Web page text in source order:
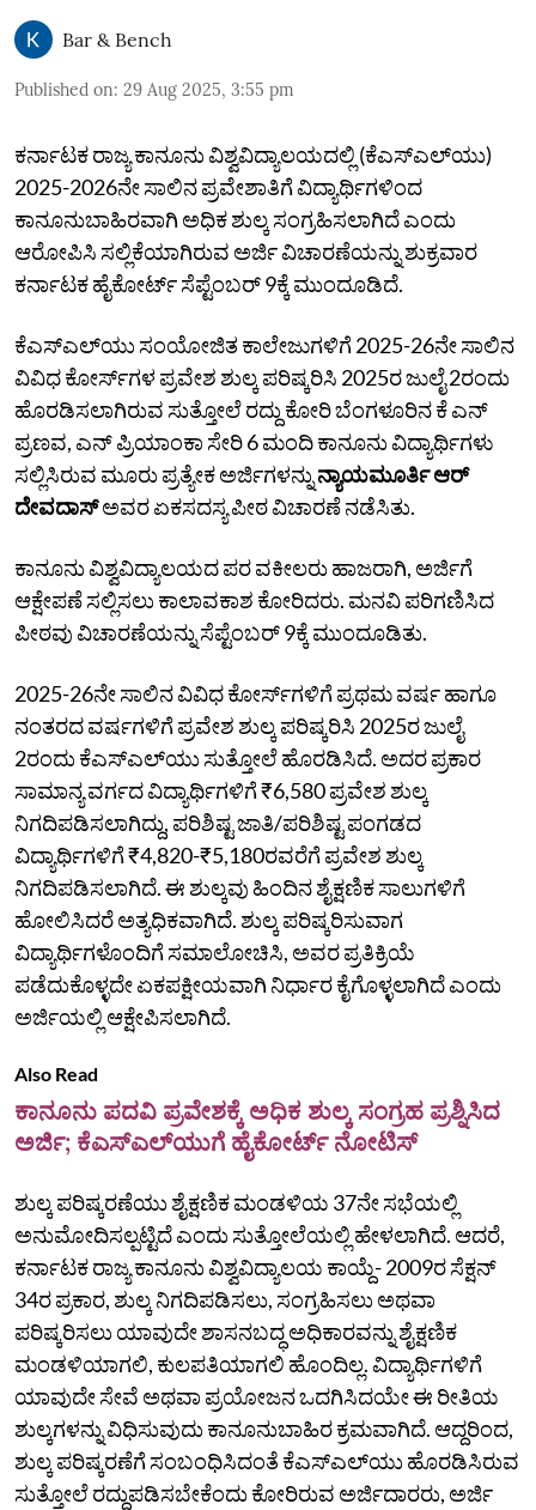
Bar & Bench
Published on: 29 Aug 2025, 3:55 pm
ಕರ್ನಾಟಕ ರಾಜ್ಯ ಕಾನೂನು ವಿಶ್ವವಿದ್ಯಾಲಯದಲ್ಲಿ (ಕೆ‌ಎಸ್‌ಎಲ್‌ಯು)
2025-2026ನೇ ಸಾಲಿನ ಪ್ರವೇಶಾತಿಗೆ ವಿದ್ಯಾರ್ಥಿಗಳಿಂದ
ಕಾನೂನುಬಾಹಿರವಾಗಿ ಅಧಿಕ ಶುಲ್ಕ ಸಂಗ್ರಹಿಸಲಾಗಿದೆ ಎಂದು
ಆರೋಪಿಸಿ ಸಲ್ಲಿಕೆಯಾಗಿರುವ ಅರ್ಜಿ ವಿಚಾರಣೆಯನ್ನು ಶುಕ್ರವಾರ
ಕರ್ನಾಟಕ ಹೈಕೋರ್ಟ್ ಸೆಪ್ಟೆಂಬರ್ 9ಕ್ಕೆ ಮುಂದೂಡಿದೆ.
ಕೆ‌ಎಸ್‌ಎಲ್‌ಯು ಸಂಯೋಜಿತ ಕಾಲೇಜುಗಳಿಗೆ 2025-26ನೇ ಸಾಲಿನ
ವಿವಿಧ ಕೋರ್ಸ್‌ಗಳ ಪ್ರವೇಶ ಶುಲ್ಕ ಪರಿಷ್ಕರಿಸಿ 2025ರ ಜುಲೈ 2ರಂದು
ಹೊರಡಿಸಲಾಗಿರುವ ಸುತ್ತೋಲೆ ರದ್ದು ಕೋರಿ ಬೆಂಗಳೂರಿನ ಕೆ ಎನ್
ಪ್ರಣವ, ಎನ್ ಪ್ರಿಯಾಂಕಾ ಸೇರಿ 6 ಮಂದಿ ಕಾನೂನು ವಿದ್ಯಾರ್ಥಿಗಳು
ಸಲ್ಲಿಸಿರುವ ಮೂರು ಪ್ರತ್ಯೇಕ ಅರ್ಜಿಗಳನ್ನುನ್ಯಾಯಮೂರ್ತಿ ಆರ್‌
ದೇವದಾಸ್ಅವರ ಏಕಸದಸ್ಯ ಪೀಠ ವಿಚಾರಣೆ ನಡೆಸಿತು.
ಕಾನೂನು ವಿಶ್ವವಿದ್ಯಾಲಯದ ಪರ ವಕೀಲರು ಹಾಜರಾಗಿ, ಅರ್ಜಿಗೆ
ಆಕ್ಷೇಪಣೆ ಸಲ್ಲಿಸಲು ಕಾಲಾವಕಾಶ ಕೋರಿದರು. ಮನವಿ ಪರಿಗಣಿಸಿದ
ಪೀಠವು ವಿಚಾರಣೆಯನ್ನು ಸೆಪ್ಟೆಂಬರ್ 9ಕ್ಕೆ ಮುಂದೂಡಿತು.
2025-26ನೇ ಸಾಲಿನ ವಿವಿಧ ಕೋರ್ಸ್‌ಗಳಿಗೆ ಪ್ರಥಮ ವರ್ಷ ಹಾಗೂ
ನಂತರದ ವರ್ಷಗಳಿಗೆ ಪ್ರವೇಶ ಶುಲ್ಕ ಪರಿಷ್ಕರಿಸಿ 2025ರ ಜುಲೈ
2ರಂದು ಕೆಎಸ್‌ಎಲ್‌ಯು ಸುತ್ತೋಲೆ ಹೊರಡಿಸಿದೆ. ಅದರ ಪ್ರಕಾರ
ಸಾಮಾನ್ಯ ವರ್ಗದ ವಿದ್ಯಾರ್ಥಿಗಳಿಗೆ ₹6,580 ಪ್ರವೇಶ ಶುಲ್ಕ
ನಿಗದಿಪಡಿಸಲಾಗಿದ್ದು, ಪರಿಶಿಷ್ಟ ಜಾತಿ/ಪರಿಶಿಷ್ಟ ಪಂಗಡದ
ವಿದ್ಯಾರ್ಥಿಗಳಿಗೆ ₹4,820-₹5,180ರವರೆಗೆ ಪ್ರವೇಶ ಶುಲ್ಕ
ನಿಗದಿಪಡಿಸಲಾಗಿದೆ. ಈ ಶುಲ್ಕವು ಹಿಂದಿನ ಶೈಕ್ಷಣಿಕ ಸಾಲುಗಳಿಗೆ
ಹೋಲಿಸಿದರೆ ಅತ್ಯಧಿಕವಾಗಿದೆ. ಶುಲ್ಕ ಪರಿಷ್ಕರಿಸುವಾಗ
ವಿದ್ಯಾರ್ಥಿಗಳೊಂದಿಗೆ ಸಮಾಲೋಚಿಸಿ, ಅವರ ಪ್ರತಿಕ್ರಿಯೆ
ಪಡೆದುಕೊಳ್ಳದೇ ಏಕಪಕ್ಷೀಯವಾಗಿ ನಿರ್ಧಾರ ಕೈಗೊಳ್ಳಲಾಗಿದೆ ಎಂದು
ಅರ್ಜಿಯಲ್ಲಿ ಆಕ್ಷೇಪಿಸಲಾಗಿದೆ.
Also Read
ಕಾನೂನು ಪದವಿ ಪ್ರವೇಶಕ್ಕೆ ಅಧಿಕ ಶುಲ್ಕ ಸಂಗ್ರಹ ಪ್ರಶ್ನಿಸಿದ
ಅರ್ಜಿ; ಕೆ‌ಎಸ್‌ಎಲ್‌ಯು‌ಗೆ ಹೈಕೋರ್ಟ್ ನೋಟಿಸ್
ಶುಲ್ಕ ಪರಿಷ್ಕರಣೆಯು ಶೈಕ್ಷಣಿಕ ಮಂಡಳಿಯ 37ನೇ ಸಭೆಯಲ್ಲಿ
ಅನುಮೋದಿಸಲ್ಪಟ್ಟಿದೆ ಎಂದು ಸುತ್ತೋಲೆಯಲ್ಲಿ ಹೇಳಲಾಗಿದೆ. ಆದರೆ,
ಕರ್ನಾಟಕ ರಾಜ್ಯ ಕಾನೂನು ವಿಶ್ವವಿದ್ಯಾಲಯ ಕಾಯ್ದೆ- 2009ರ ಸೆಕ್ಷನ್
34ರ ಪ್ರಕಾರ, ಶುಲ್ಕ ನಿಗದಿಪಡಿಸಲು, ಸಂಗ್ರಹಿಸಲು ಅಥವಾ
ಪರಿಷ್ಕರಿಸಲು ಯಾವುದೇ ಶಾಸನಬದ್ಧ ಅಧಿಕಾರವನ್ನು ಶೈಕ್ಷಣಿಕ
ಮಂಡಳಿಯಾಗಲಿ, ಕುಲಪತಿಯಾಗಲಿ ಹೊಂದಿಲ್ಲ. ವಿದ್ಯಾರ್ಥಿಗಳಿಗೆ
ಯಾವುದೇ ಸೇವೆ ಅಥವಾ ಪ್ರಯೋಜನ ಒದಗಿಸಿದಯೇ ಈ ರೀತಿಯ
ಶುಲ್ಕಗಳನ್ನು ವಿಧಿಸುವುದು ಕಾನೂನುಬಾಹಿರ ಕ್ರಮವಾಗಿದೆ. ಆದ್ದರಿಂದ,
ಶುಲ್ಕ ಪರಿಷ್ಕರಣೆಗೆ ಸಂಬಂಧಿಸಿದಂತೆ ಕೆ‌ಎಸ್‌ಎಲ್‌ಯು ಹೊರಡಿಸಿರುವ
ಸುತ್ತೋಲೆ ರದ್ದುಪಡಿಸಬೇಕೆಂದು ಕೋರಿರುವ ಅರ್ಜಿದಾರರು, ಅರ್ಜಿ